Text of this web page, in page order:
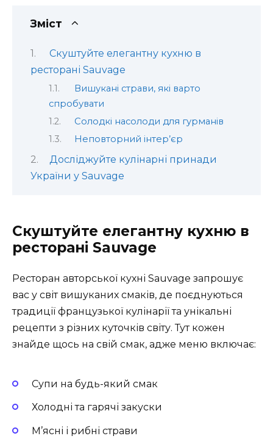
Зміст
Скуштуйте елегантну кухню в
ресторані Sauvage
Вишукані страви, які варто
спробувати
Солодкі насолоди для гурманів
Неповторний інтер’єр
Досліджуйте кулінарні принади
України у Sauvage
Скуштуйте елегантну кухню в
ресторані Sauvage
Ресторан авторської кухні Sauvage запрошує
вас у світ вишуканих смаків, де поєднуються
традиції французької кулінарії та унікальні
рецепти з різних куточків світу. Тут кожен
знайде щось на свій смак, адже меню включає:
Супи на будь-який смак
Холодні та гарячі закуски
М’ясні і рибні страви